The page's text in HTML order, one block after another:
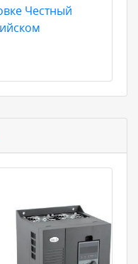
Честный